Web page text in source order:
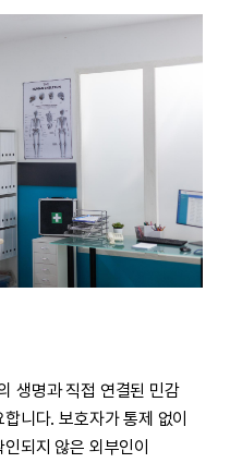
생명과 직접 연결된 민감
니다. 보호자가 통제 없이
되지 않은 외부인이